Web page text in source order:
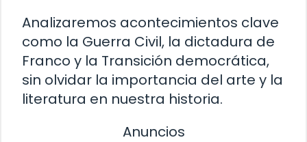
Analizaremos acontecimientos clave
como la Guerra Civil, la dictadura de
Franco y la Transición democrática,
sin olvidar la importancia del arte y la
literatura en nuestra historia.
Anuncios